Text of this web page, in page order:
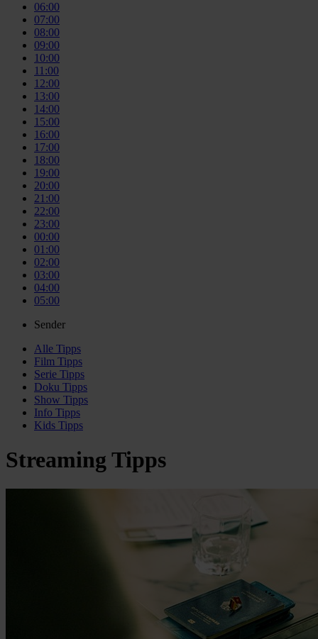
06:00
07:00
08:00
09:00
10:00
11:00
12:00
13:00
14:00
15:00
16:00
17:00
18:00
19:00
20:00
21:00
22:00
23:00
00:00
01:00
02:00
03:00
04:00
05:00
Sender
Alle Tipps
Film Tipps
Serie Tipps
Doku Tipps
Show Tipps
Info Tipps
Kids Tipps
Streaming Tipps